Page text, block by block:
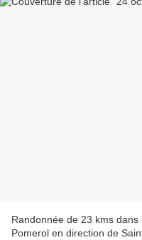
Randonnée de 23 kms dans
Pomerol en direction de